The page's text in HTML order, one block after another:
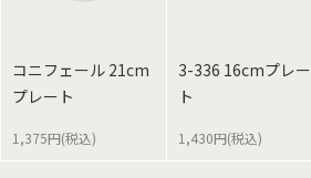
コニフェール 21cm
プレート
1,375円(税込)
3-336 16cmプレー
ト
1,430円(税込)